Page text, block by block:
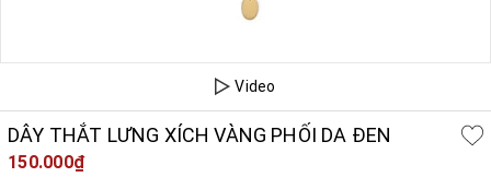
Video
DÂY THẮT LƯNG XÍCH VÀNG PHỐI DA ĐEN
150.000₫